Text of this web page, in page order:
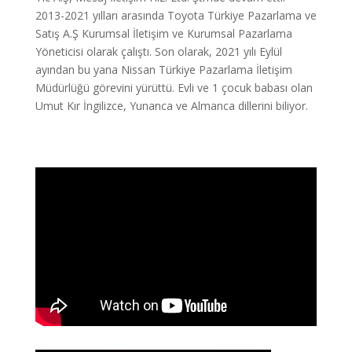
2013-2021 yılları arasında Toyota Türkiye Pazarlama ve
Satış A.Ş Kurumsal İletişim ve Kurumsal Pazarlama
Yöneticisi olarak çalıştı. Son olarak, 2021 yılı Eylül
ayından bu yana Nissan Türkiye Pazarlama İletişim
Müdürlüğü görevini yürüttü. Evli ve 1 çocuk babası olan
Umut Kır İngilizce, Yunanca ve Almanca dillerini biliyor.